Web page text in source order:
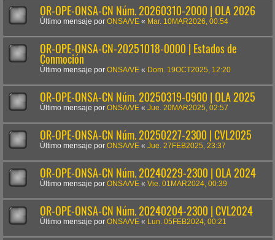
OR-OPE-ONSA-CN Núm. 20260310-2000 | OLA 2026
Último mensaje por ONSA/VE « Mar. 10MAR2026, 00:54
OR-OPE-ONSA-CN-20251018-0000 | Estados de
Conmoción
Último mensaje por ONSA/VE « Dom. 19OCT2025, 12:20
OR-OPE-ONSA-CN Núm. 20250319-0900 | OLA 2025
Último mensaje por ONSA/VE « Jue. 20MAR2025, 02:57
OR-OPE-ONSA-CN Núm. 20250227-2300 | CVL2025
Último mensaje por ONSA/VE « Jue. 27FEB2025, 23:37
OR-OPE-ONSA-CN Núm. 20240229-2300 | OLA 2024
Último mensaje por ONSA/VE « Vie. 01MAR2024, 00:39
OR-OPE-ONSA-CN Núm. 20240204-2300 | CVL2024
Último mensaje por ONSA/VE « Lun. 05FEB2024, 00:21